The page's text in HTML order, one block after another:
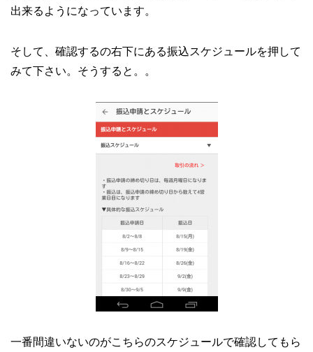
出来るようになっています。
そして、確認するの右下にある振込スケジュールを押して
みて下さい。そうすると。。
一番間違いないのがこちらのスケジュールで確認してもら